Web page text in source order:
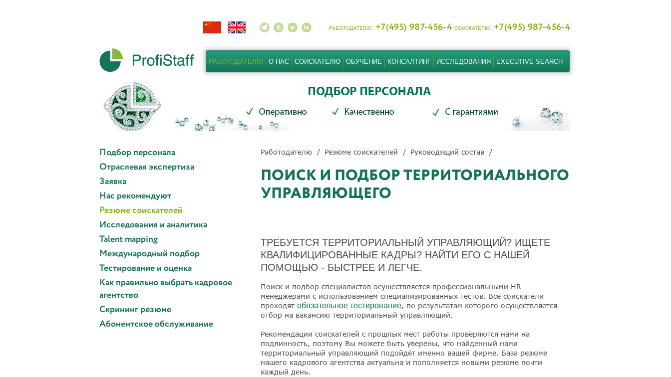
РАБОТОДАТЕЛЮ +7(495) 987-456-4 СОИСКАТЕЛЮ +7(495) 987-456-4
РАБОТОДАТЕЛЮ О НАС СОИСКАТЕЛЮ ОБУЧЕНИЕ КОНСАЛТИНГ ИССЛЕДОВАНИЯ EXECUTIVE SEARCH
Подбор персонала
Отраслевая экспертиза
Заявка
Нас рекомендуют
Резюме соискателей
Исследования и аналитика
Talent mapping
Международный подбор
Тестирование и оценка
Как правильно выбрать кадровое
агентство
Скрининг резюме
Абонентское обслуживание
Работодателю Резюме соискателей Руководящий состав
ПОИСК И ПОДБОР ТЕРРИТОРИАЛЬНОГО
УПРАВЛЯЮЩЕГО
ТРЕБУЕТСЯ ТЕРРИТОРИАЛЬНЫЙ УПРАВЛЯЮЩИЙ? ИЩЕТЕ
КВАЛИФИЦИРОВАННЫЕ КАДРЫ? НАЙТИ ЕГО С НАШЕЙ
ПОМОЩЬЮ - БЫСТРЕЕ И ЛЕГЧЕ.
Поиск и подбор специалистов осуществляется профессиональными HR-
менеджерами с использованием специализированных тестов. Все соискатели
проходят обязательное тестирование, по результатам которого осуществляется
отбор на вакансию территориальный управляющий.
Рекомендации соискателей с прошлых мест работы проверяются нами на
подлинность, поэтому Вы можете быть уверены, что найденный нами
территориальный управляющий подойдёт именно вашей фирме. База резюме
нашего кадрового агентства актуальна и пополняется новыми резюме почти
каждый день.